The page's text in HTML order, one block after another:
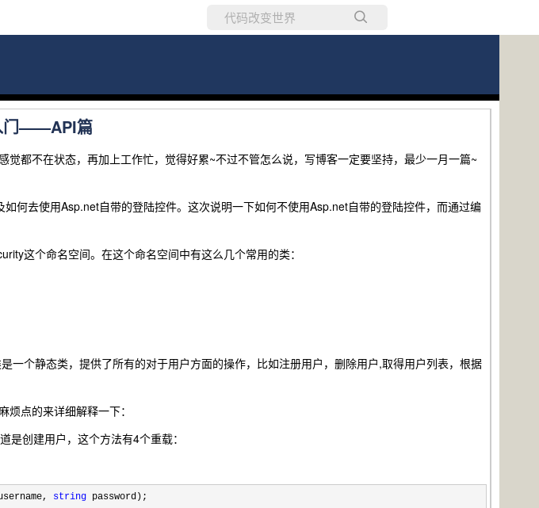
门——API篇
都不在状态，再加上工作忙，觉得好累~不过不管怎么说，写博客一定要坚持，最少一月一篇~
去使用Asp.net自带的登陆控件。这次说明一下如何不使用Asp.net自带的登陆控件，而通过编
这个命名空间。在这个命名空间中有这么几个常用的类：
个静态类，提供了所有的对于用户方面的操作，比如注册用户，删除用户,取得用户列表，根据
点的来详细解释一下：
创建用户，这个方法有4个重载：
string password);